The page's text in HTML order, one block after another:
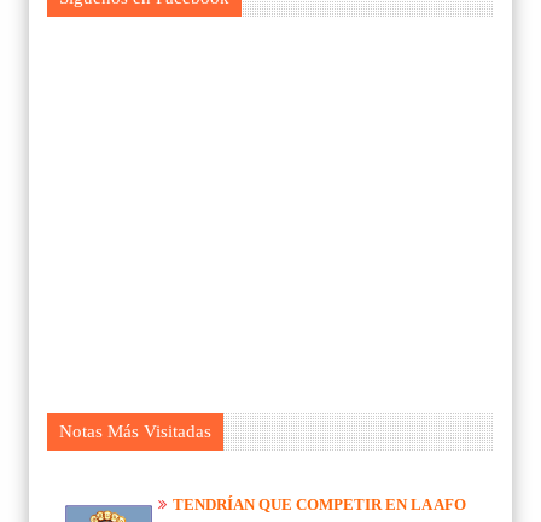
Notas Más Visitadas
TENDRÍAN QUE COMPETIR EN LA AFO